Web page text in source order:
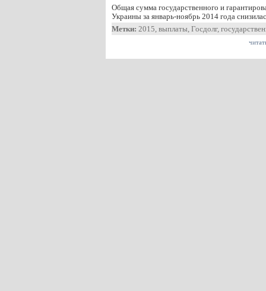
Общая сумма государственного и
Украины за январь-ноябрь 2014 года
Метки: 2015, выплаты, Госдолг,